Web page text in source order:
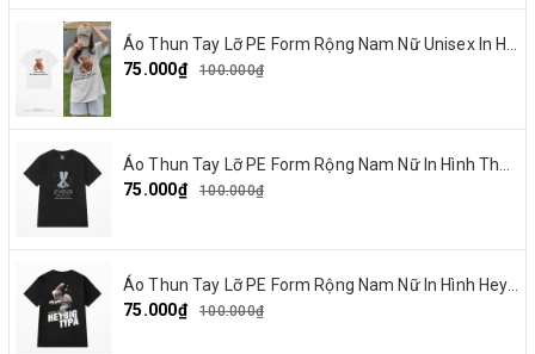
75.000₫
100.000₫
75.000₫
100.000₫
75.000₫
100.000₫